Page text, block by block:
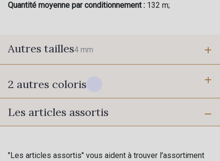
Quantité moyenne par conditionnement : 132 m;
Autres tailles4 mm
4 mm
2 autres coloris
10 - Blanc
Les articles assortis
"Les articles assortis" vous aident à trouver l'assortiment